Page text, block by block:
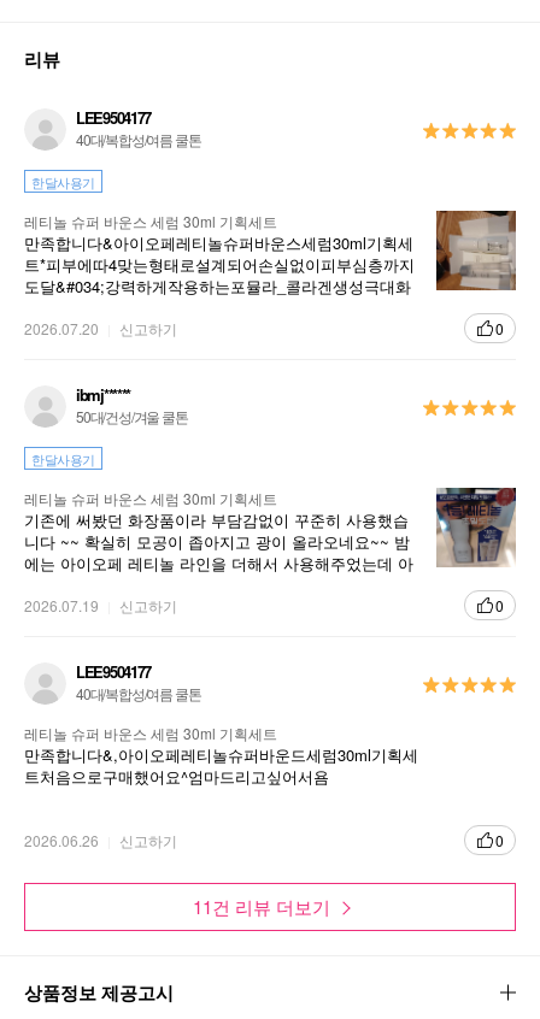
리뷰
LEE9504177
40대/복합성/여름 쿨톤
한달사용기
레티놀 슈퍼 바운스 세럼 30ml 기획세트
만족합니다&아이오페레티놀슈퍼바운스세럼30ml기획세
트*피부에따4맞는형태로설계되어손실없이피부심층까지
도달&#034;강력하게작용하는포뮬라_콜라겐생성극대화
탄력
2026.07.20 신고하기 0
ibmj******
50대/건성/겨울 쿨톤
한달사용기
레티놀 슈퍼 바운스 세럼 30ml 기획세트
기존에 써봤던 화장품이라 부담감없이 꾸준히 사용했습
니다 ~~ 확실히 모공이 좁아지고 광이 올라오네요~~ 밤
에는 아이오페 레티놀 라인을 더해서 사용해주었는데 아
2026.07.19 신고하기 0
LEE9504177
40대/복합성/여름 쿨톤
레티놀 슈퍼 바운스 세럼 30ml 기획세트
만족합니다&,아이오페레티놀슈퍼바운드세럼30ml기획세
트처음으로구매했어요^엄마드리고싶어서욤
2026.06.26 신고하기 0
11건 리뷰 더보기
상품정보 제공고시